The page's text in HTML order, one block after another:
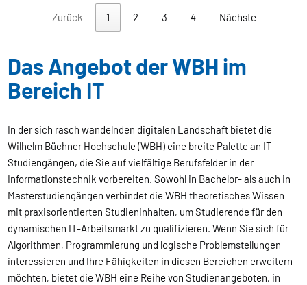
Zurück 1 2 3 4 Nächste
Das Angebot der WBH im
Bereich IT
In der sich rasch wandelnden digitalen Landschaft bietet die
Wilhelm Büchner Hochschule (WBH) eine breite Palette an IT-
Studiengängen, die Sie auf vielfältige Berufsfelder in der
Informationstechnik vorbereiten. Sowohl in Bachelor- als auch in
Masterstudiengängen verbindet die WBH theoretisches Wissen
mit praxisorientierten Studieninhalten, um Studierende für den
dynamischen IT-Arbeitsmarkt zu qualifizieren. Wenn Sie sich für
Algorithmen, Programmierung und logische Problemstellungen
interessieren und Ihre Fähigkeiten in diesen Bereichen erweitern
möchten, bietet die WBH eine Reihe von Studienangeboten, in